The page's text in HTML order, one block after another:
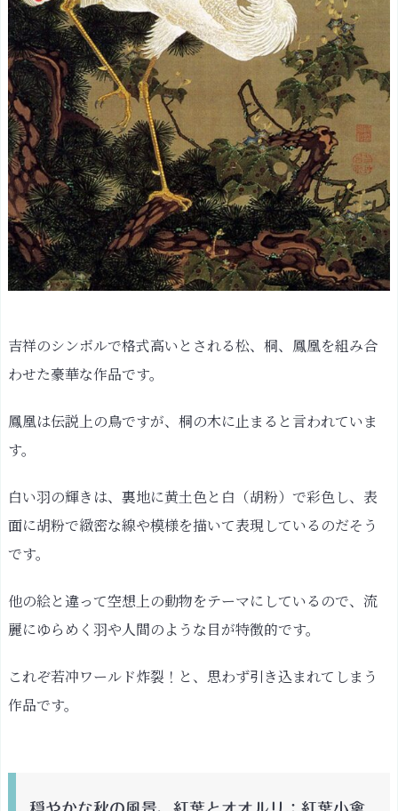
吉祥のシンボルで格式高いとされる松、桐、鳳凰を組み合
わせた豪華な作品です。
鳳凰は伝説上の鳥ですが、桐の木に止まると言われていま
す。
白い羽の輝きは、裏地に黄土色と白（胡粉）で彩色し、表
面に胡粉で緻密な線や模様を描いて表現しているのだそう
です。
他の絵と違って空想上の動物をテーマにしているので、流
麗にゆらめく羽や人間のような目が特徴的です。
これぞ若冲ワールド炸裂！と、思わず引き込まれてしまう
作品です。